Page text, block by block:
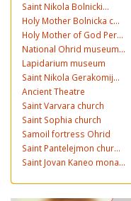
Saint Nikola Bolnicki...
Holy Mother Bolnicka c...
Holy Mother of God Per...
National Ohrid museum...
Lapidarium museum
Saint Nikola Gerakomij...
Ancient Theatre
Saint Varvara church
Saint Sophia church
Samoil fortress Ohrid
Saint Pantelejmon chur...
Saint Jovan Kaneo mona...